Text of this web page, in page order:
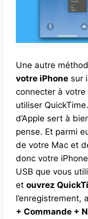
Une autre
votre iPhone sur
connecter à votre
utiliser
d’Apple sert à
pense. Et parmi
de votre Mac et
donc votre
USB que vous
et ouvrez
l’enregistrement,
+ Commande +